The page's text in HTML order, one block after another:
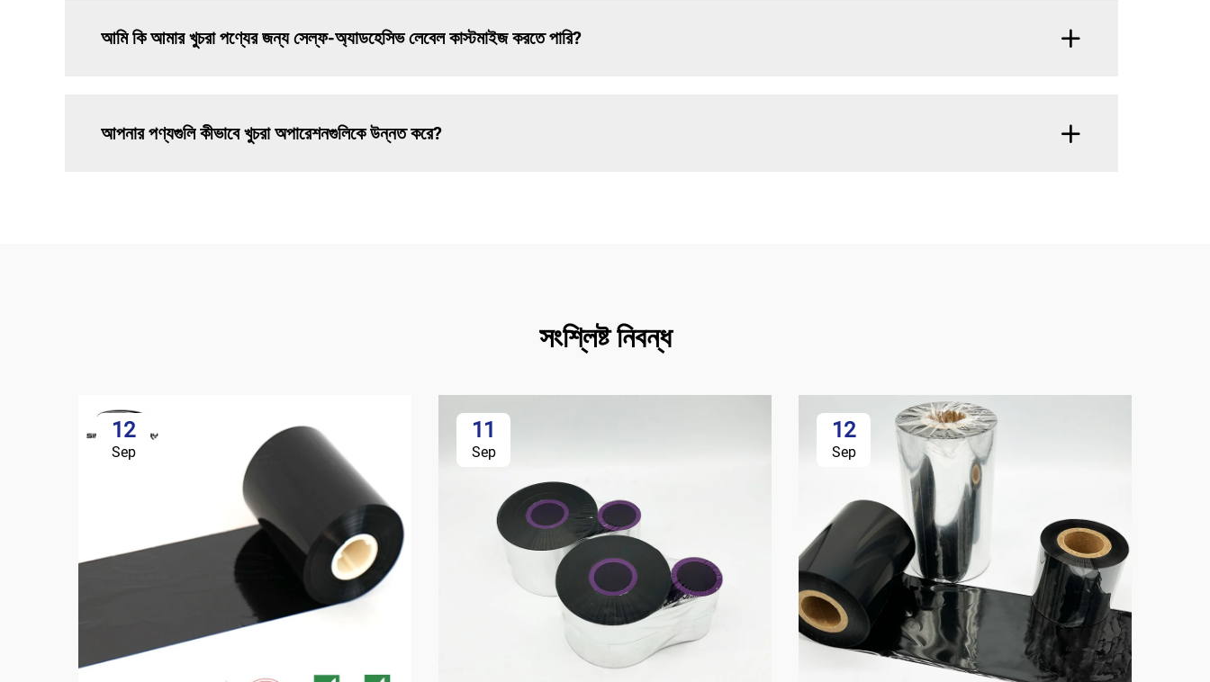
আমি কি আমার খুচরা পণ্যের জন্য সেল্ফ-অ্যাডহেসিভ লেবেল কাস্টমাইজ করতে পারি?
আপনার পণ্যগুলি কীভাবে খুচরা অপারেশনগুলিকে উন্নত করে?
সংশ্লিষ্ট নিবন্ধ
12
Sep
11
Sep
12
Sep